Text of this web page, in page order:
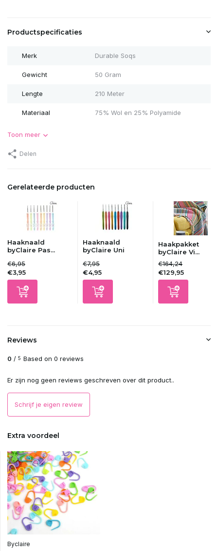
Productspecificaties
Merk Durable Soqs
Gewicht 50 Gram
Lengte 210 Meter
Materiaal 75% Wol en 25% Polyamide
Toon meer
Delen
Gerelateerde producten
Haaknaald
byClaire Pas...
€6,95
€3,95
Haaknaald
byClaire Uni
€7,95
€4,95
Haakpakket
byClaire Vi...
€164,24
€129,95
Reviews
0 / 5 Based on 0 reviews
Er zijn nog geen reviews geschreven over dit product..
Schrijf je eigen review
Extra voordeel
Byclaire